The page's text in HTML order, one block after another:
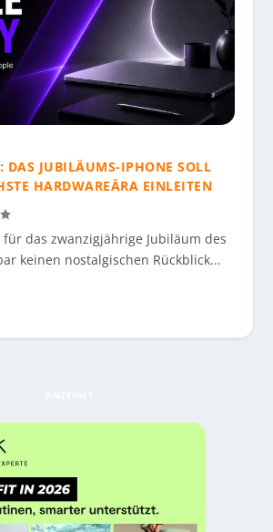
DAS JUBILÄUMS-IPHONE SOLL
HARDWAREÄRA EINLEITEN
das zwanzigjährige Jubiläum des
keinen nostalgischen Rückblick...